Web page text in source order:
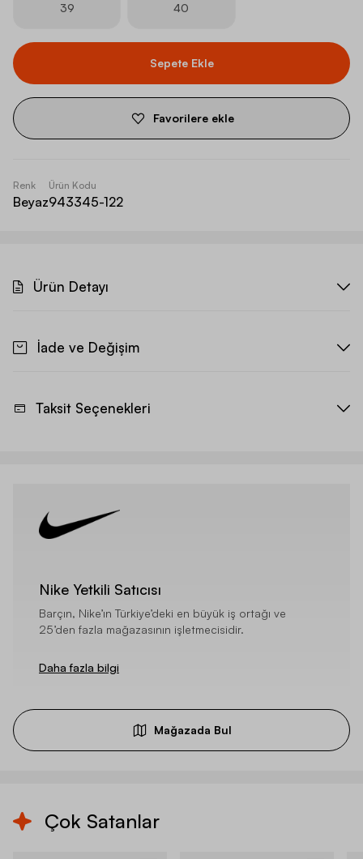
39 40
Sepete Ekle
Favorilere ekle
Renk
Beyaz
Ürün Kodu
943345-122
Ürün Detayı
İade ve Değişim
Taksit Seçenekleri
Nike Yetkili Satıcısı
Barçın, Nike’ın Türkiye’deki en büyük iş ortağı ve
25’den fazla mağazasının işletmecisidir.
Daha fazla bilgi
Mağazada Bul
Çok Satanlar